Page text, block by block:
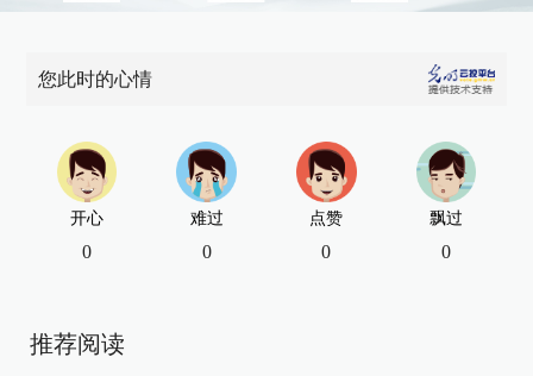
您此时的心情
开心
0
难过
0
点赞
0
飘过
0
推荐阅读